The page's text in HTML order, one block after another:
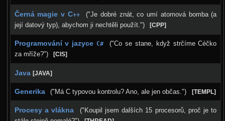
Černá magie v C++
("Je dobré znát, co umí atomová bomba (a
její datový typ), abychom ji nechtěli použít.")
[CPP]
Programování v jazyce C#
("Co se stane, když strčíme Céčko
za mříže?")
[CIS]
Java [JAVA]
Generika ("Má C typovou kontrolu? Ano, ale jen občas.") [TEMPL]
Procesy a vlákna
("Koupil jsem dalších 15 procesorů, proč je to
Jarní 2009
Podzimní 2008
Jarní 2008
Podzimní 2007
Jarní 2007
Podzimní 2006
Jarní 2006